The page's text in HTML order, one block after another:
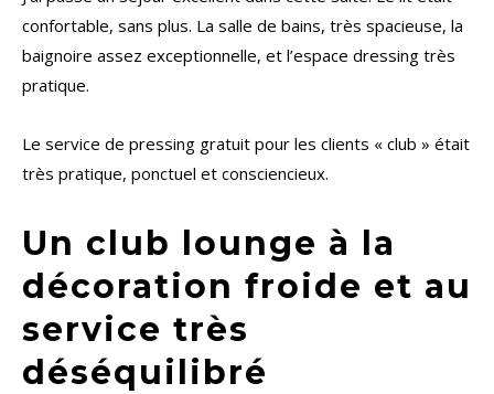
confortable, sans plus. La salle de bains, très spacieuse, la
baignoire assez exceptionnelle, et l’espace dressing très
pratique.
Le service de pressing gratuit pour les clients « club » était
très pratique, ponctuel et consciencieux.
Un club lounge à la
décoration froide et au
service très
déséquilibré